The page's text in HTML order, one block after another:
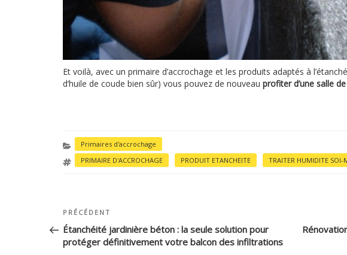
Et voilà, avec un primaire d’accrochage et les produits adaptés à
d’huile de coude bien sûr) vous pouvez de nouveauprofiter d’une salle
CATÉGORIES
Primaires d'accrochage
ÉTIQUETTES
PRIMAIRE D'ACCROCHAGE PRODUIT ETANCHEITE TRAITER HUMIDITE SOI-
NAVIGATION
DE
L’ARTICLE
Article
précédent
PRÉCÉDENT
Étanchéité jardinière béton : la seule solution pour
protéger définitivement votre balcon des infiltrations